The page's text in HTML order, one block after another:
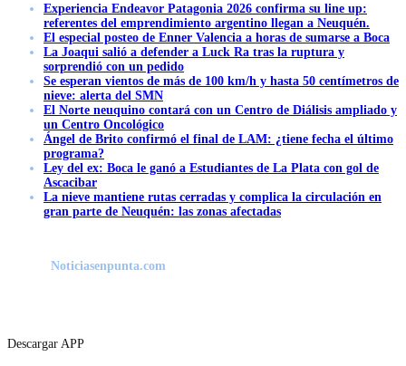
Experiencia Endeavor Patagonia 2026 confirma su line up:
referentes del emprendimiento argentino llegan a Neuquén.
El especial posteo de Enner Valencia a horas de sumarse a Boca
La Joaqui salió a defender a Luck Ra tras la ruptura y
sorprendió con un pedido
Se esperan vientos de más de 100 km/h y hasta 50 centímetros de
nieve: alerta del SMN
El Norte neuquino contará con un Centro de Diálisis ampliado y
un Centro Oncológico
Ángel de Brito confirmó el final de LAM: ¿tiene fecha el último
programa?
Ley del ex: Boca le ganó a Estudiantes de La Plata con gol de
Ascacibar
La nieve mantiene rutas cerradas y complica la circulación en
gran parte de Neuquén: las zonas afectadas
Noticiasenpunta.com
Descargar APP